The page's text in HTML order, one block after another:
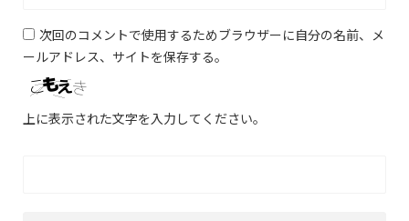
次回のコメントで使用するためブラウザーに自分の名前、メ
ールアドレス、サイトを保存する。
上に表示された文字を入力してください。